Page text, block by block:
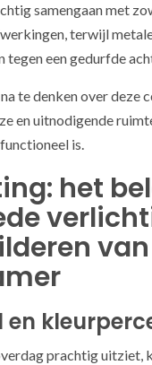
samengaan met
terwijl
tegen een gedurfde
te denken over deze
en uitnodigende
is.
het
en
prachtig uitziet,